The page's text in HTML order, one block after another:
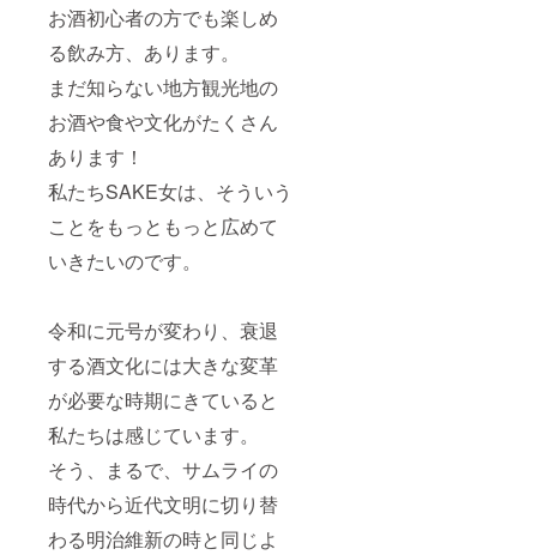
お酒初心者の方でも楽しめ
る飲み方、あります。
まだ知らない地方観光地の
お酒や食や文化がたくさん
あります！
私たちSAKE女は、そういう
ことをもっともっと広めて
いきたいのです。
令和に元号が変わり、衰退
する酒文化には大きな変革
が必要な時期にきていると
私たちは感じています。
そう、まるで、サムライの
時代から近代文明に切り替
わる明治維新の時と同じよ